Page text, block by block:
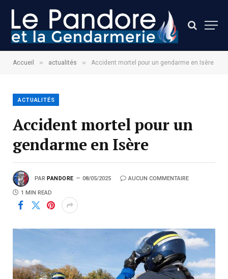
Accueil » actualités » Accident mortel pour un gendarme en Isère
ACTUALITÉS
Accident mortel pour un
gendarme en Isère
PAR PANDORE 08/05/2025 AUCUN COMMENTAIRE
1 MIN READ